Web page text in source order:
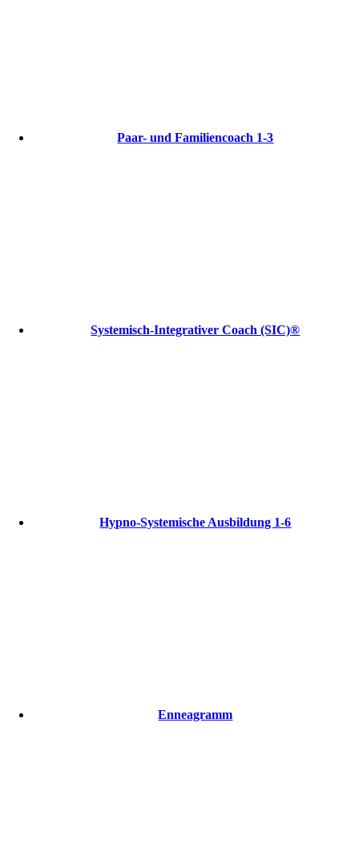
Paar- und Familiencoach 1-3
Systemisch-Integrativer Coach (SIC)®
Hypno-Systemische Ausbildung 1-6
Enneagramm